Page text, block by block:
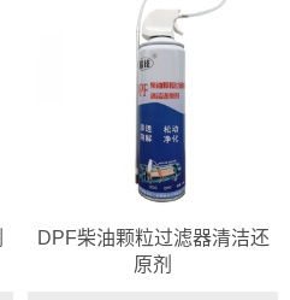
DPF柴油颗粒过滤器清洁还
原剂